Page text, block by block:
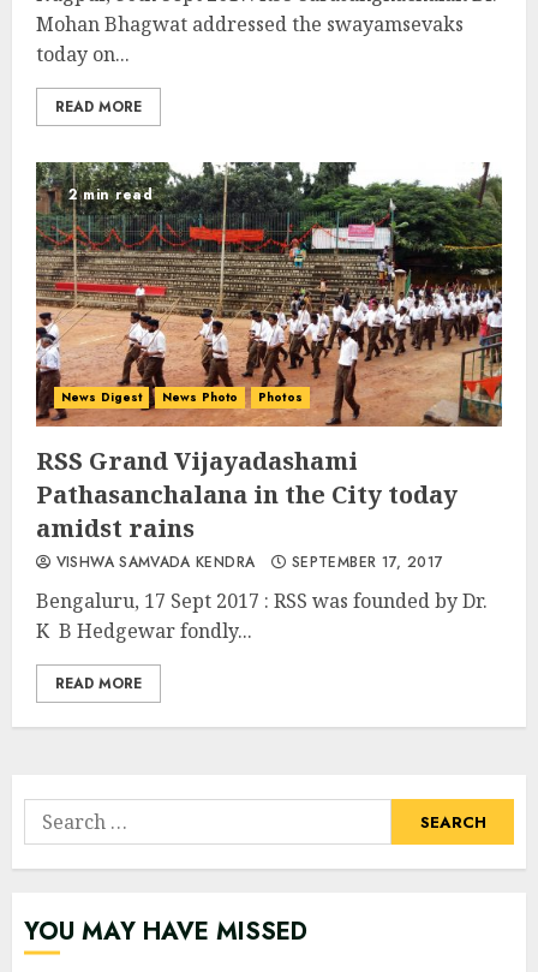
Mohan Bhagwat addressed the swayamsevaks
today on...
READ MORE
2 min read
News Digest News Photo Photos
RSS Grand Vijayadashami
Pathasanchalana in the City today
amidst rains
VISHWA SAMVADA KENDRA SEPTEMBER 17, 2017
Bengaluru, 17 Sept 2017 : RSS was founded by Dr.
K B Hedgewar fondly...
READ MORE
Search
for:
YOU MAY HAVE MISSED